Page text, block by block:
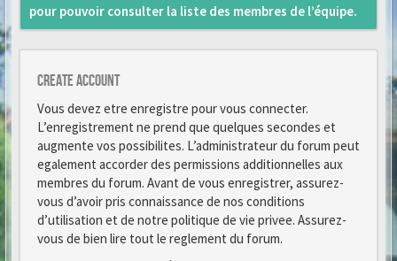
pour pouvoir consulter la liste des membres de l’équipe.
Create account
Vous devez etre enregistre pour vous connecter.
L’enregistrement ne prend que quelques secondes et
augmente vos possibilites. L’administrateur du forum peut
egalement accorder des permissions additionnelles aux
membres du forum. Avant de vous enregistrer, assurez-
vous d’avoir pris connaissance de nos conditions
d’utilisation et de notre politique de vie privee. Assurez-
vous de bien lire tout le reglement du forum.